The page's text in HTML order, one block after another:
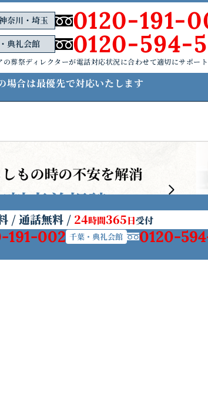
奈川・埼玉 0120-191-
典礼会館 0120-594-
の葬祭ディレクターが電話対応状況に合わせて適切にサポー
場合は最優先で対応いたします
/ 通話無料 / 24時間365日受付
191-002 千葉・典礼会館 0120-